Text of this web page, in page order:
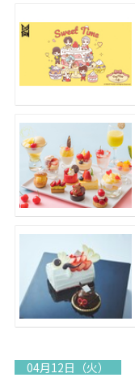
04月12日（火）